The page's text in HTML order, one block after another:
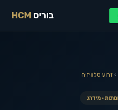
בוריס HCM
› זרוע טלוויזיה